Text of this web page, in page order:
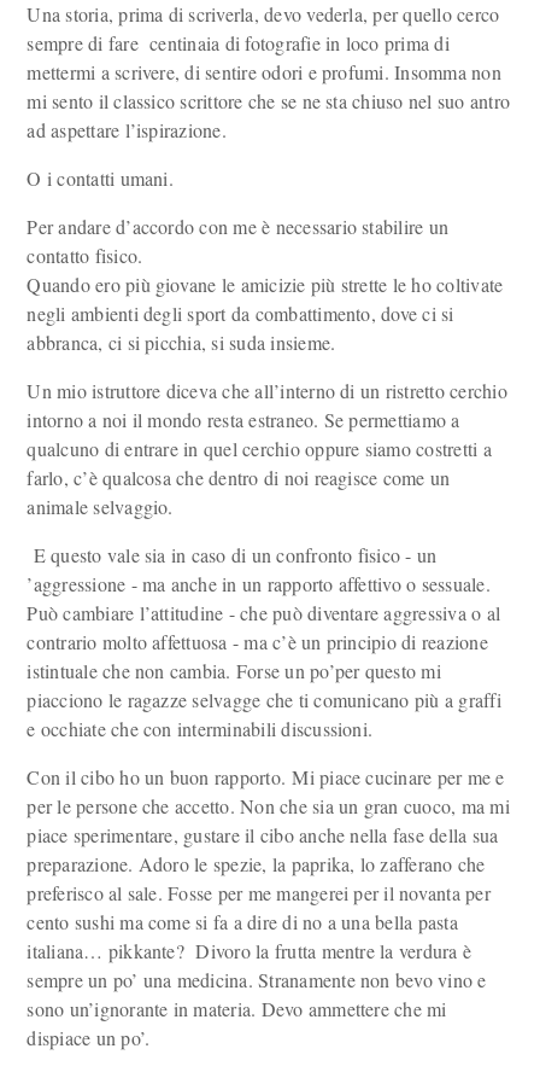
Una storia, prima di scriverla, devo vederla, per quello cerco
sempre di fare centinaia di fotografie in loco prima di
mettermi a scrivere, di sentire odori e profumi. Insomma non
mi sento il classico scrittore che se ne sta chiuso nel suo antro
ad aspettare l’ispirazione.
O i contatti umani.
Per andare d’accordo con me è necessario stabilire un
contatto fisico.
Quando ero più giovane le amicizie più strette le ho coltivate
negli ambienti degli sport da combattimento, dove ci si
abbranca, ci si picchia, si suda insieme.
Un mio istruttore diceva che all’interno di un ristretto cerchio
intorno a noi il mondo resta estraneo. Se permettiamo a
qualcuno di entrare in quel cerchio oppure siamo costretti a
farlo, c’è qualcosa che dentro di noi reagisce come un
animale selvaggio.
E questo vale sia in caso di un confronto fisico - un
’aggressione - ma anche in un rapporto affettivo o sessuale.
Può cambiare l’attitudine - che può diventare aggressiva o al
contrario molto affettuosa - ma c’è un principio di reazione
istintuale che non cambia. Forse un po’per questo mi
piacciono le ragazze selvagge che ti comunicano più a graffi
e occhiate che con interminabili discussioni.
Con il cibo ho un buon rapporto. Mi piace cucinare per me e
per le persone che accetto. Non che sia un gran cuoco, ma mi
piace sperimentare, gustare il cibo anche nella fase della sua
preparazione. Adoro le spezie, la paprika, lo zafferano che
preferisco al sale. Fosse per me mangerei per il novanta per
cento sushi ma come si fa a dire di no a una bella pasta
italiana… pikkante? Divoro la frutta mentre la verdura è
sempre un po’ una medicina. Stranamente non bevo vino e
sono un’ignorante in materia. Devo ammettere che mi
dispiace un po’.